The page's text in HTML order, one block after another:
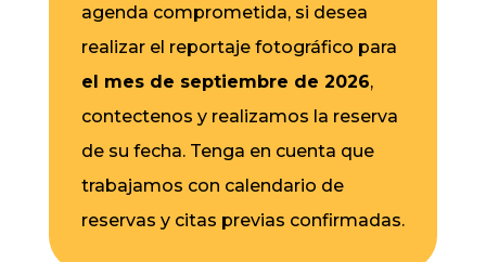
agenda comprometida, si desea
realizar el reportaje fotográfico para
el mes de septiembre de 2026,
contectenos y realizamos la reserva
de su fecha. Tenga en cuenta que
trabajamos con calendario de
reservas y citas previas confirmadas.